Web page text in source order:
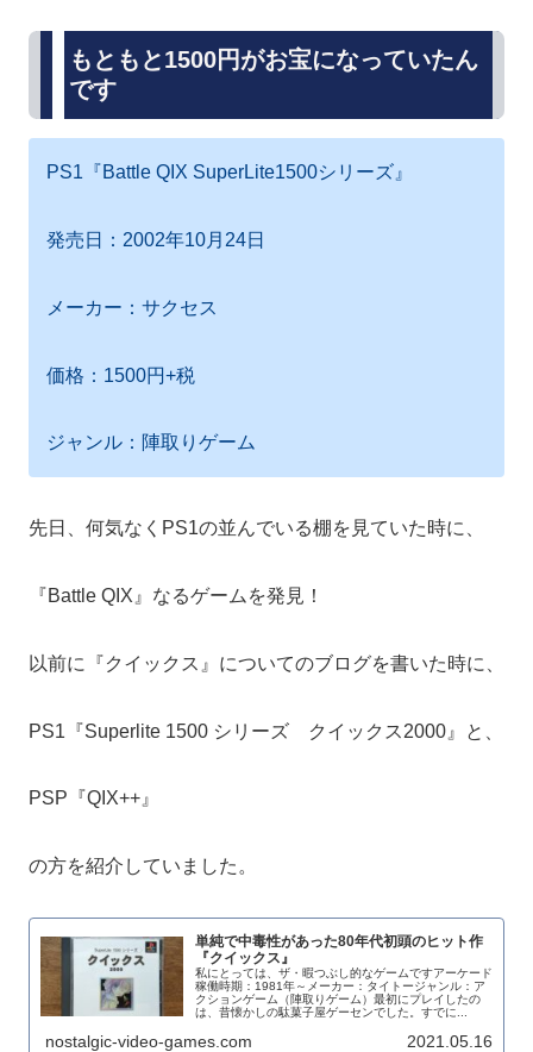
もともと1500円がお宝になっていたん
です
PS1『Battle QIX SuperLite1500シリーズ』
発売日：2002年10月24日
メーカー：サクセス
価格：1500円+税
ジャンル：陣取りゲーム
先日、何気なくPS1の並んでいる棚を見ていた時に、
『Battle QIX』なるゲームを発見！
以前に『クイックス』についてのブログを書いた時に、
PS1『Superlite 1500 シリーズ クイックス2000』と、
PSP『QIX++』
の方を紹介していました。
単純で中毒性があった80年代初頭のヒット作
『クイックス』
私にとっては、ザ・暇つぶし的なゲームですアーケード
稼働時期：1981年～メーカー：タイトージャンル：ア
クションゲーム（陣取りゲーム）最初にプレイしたの
は、昔懐かしの駄菓子屋ゲーセンでした。すでに...
nostalgic-video-games.com 2021.05.16